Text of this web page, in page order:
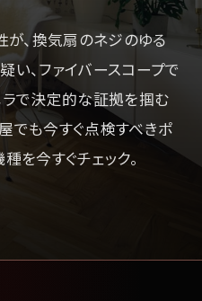
、換気扇のネジのゆる
い、ファイバースコープで
で決定的な証拠を掴む
でも今すぐ点検すべきポ
を今すぐチェック。